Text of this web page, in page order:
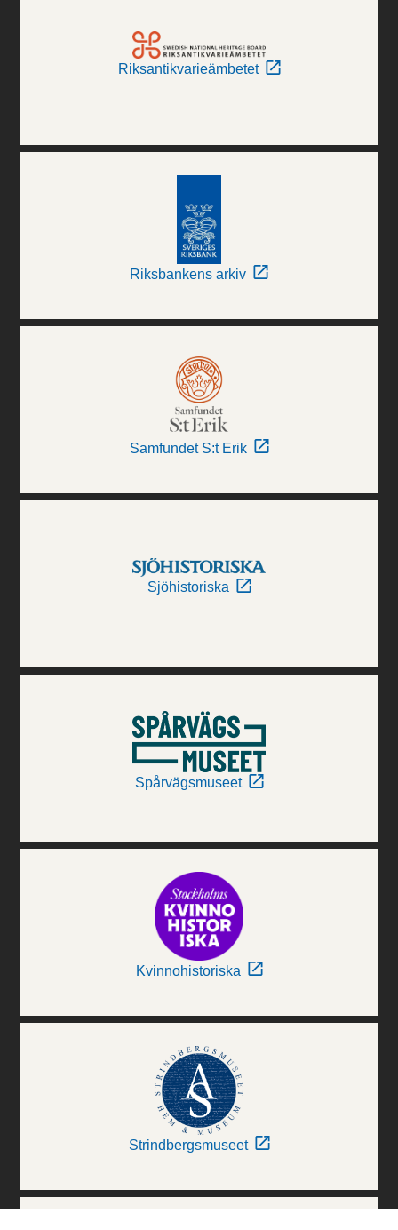
Riksantikvarieämbetet
Riksbankens arkiv
Samfundet S:t Erik
Sjöhistoriska
Spårvägsmuseet
Kvinnohistoriska
Strindbergsmuseet